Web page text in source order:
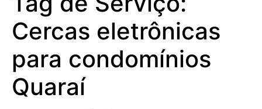
Cercas eletrônicas
para condomínios
Quaraí